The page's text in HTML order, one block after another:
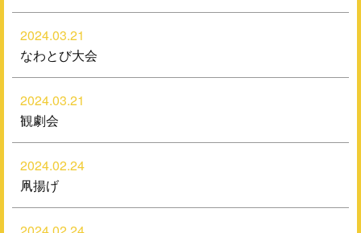
2024.03.21
なわとび大会
2024.03.21
観劇会
2024.02.24
凧揚げ